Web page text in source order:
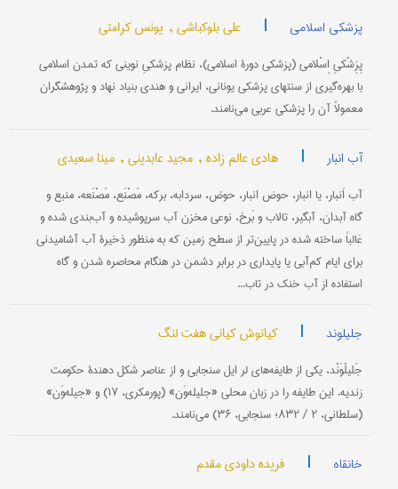
پزشکی اسلامی | علی بلوکباشی , یونس کرامتی
پِزِشْكیِ اِسْلامی‌ (پزشكی‌ دورۀ اسلامی‌)، نظام‌ پزشكیِ نوینی‌ كه‌ تمدن‌ اسلامی‌
با بهره‌گیری‌ از سنتهای‌ پزشكی‌ یونانی‌، ایرانی‌ و هندی‌ بنیاد نهاد و پژوهشگران‌
معمولاً آن‌ را پزشكی‌ عربی‌ می‌نامند.
آب انبار | هادی عالم زاده , مجید عابدینی , مینا سعیدی
آب اَنبار، یا انبار، حوض انبار، حوض، سردابه، بركه، مَصْنَع، مَصْنَعه، منبع و
گاه آبدان، آبگیر، تالاب و بَرخ، نوعی مخزن آب سرپوشیده و آب‌بندی شده و
غالباً ساخته شده در پایین‌تر از سطح زمین كه به منظور ذخیرۀ آب آشامیدنی
برای ایام كم‌آبی یا پایداری در برابر دشمن در هنگام محاصره شدن و گاه
استفاده از آب خنك در تاب...
جلیلوند | کیانوش کیانی هفت لنگ
جَلیلْوَنْد، یکی از طایفه‌های لر ایل سنجابی و از عناصر شکل دهندۀ حکومت
زندیه. این طایفه را در زبان محلی «جلیله‌‌وَن» (پورمکری، ۱۷) و «جیله‌وَن»
(سلطانی، ۲ / ۸۳۲؛ سنجابی، ۳۶) می‌نامند.
خانقاه | فریده داودی مقدم